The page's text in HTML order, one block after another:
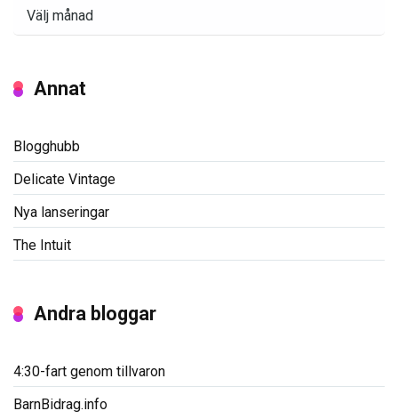
Annat
Blogghubb
Delicate Vintage
Nya lanseringar
The Intuit
Andra bloggar
4:30-fart genom tillvaron
BarnBidrag.info